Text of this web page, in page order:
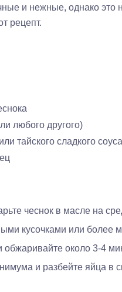
и нежные, однако это
рецепт.
любого другого)
тайского сладкого
чеснок в масле на
кусочками или более
обжаривайте около 3-4
и разбейте яйца в